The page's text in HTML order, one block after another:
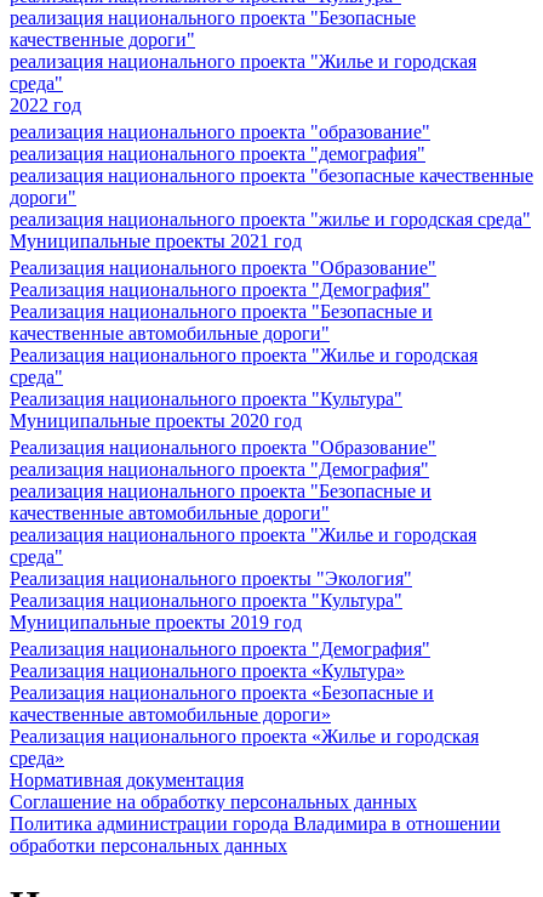
реализация национального проекта "Безопасные
качественные дороги"
реализация национального проекта "Жилье и городская
среда"
2022 год
реализация национального проекта "образование"
реализация национального проекта "демография"
реализация национального проекта "безопасные качественные
дороги"
реализация национального проекта "жилье и городская среда"
Муниципальные проекты 2021 год
Реализация национального проекта "Образование"
Реализация национального проекта "Демография"
Реализация национального проекта "Безопасные и
качественные автомобильные дороги"
Реализация национального проекта "Жилье и городская
среда"
Реализация национального проекта "Культура"
Муниципальные проекты 2020 год
Реализация национального проекта "Образование"
реализация национального проекта "Демография"
реализация национального проекта "Безопасные и
качественные автомобильные дороги"
реализация национального проекта "Жилье и городская
среда"
Реализация национального проекты "Экология"
Реализация национального проекта "Культура"
Муниципальные проекты 2019 год
Реализация национального проекта "Демография"
Реализация национального проекта «Культура»
Реализация национального проекта «Безопасные и
качественные автомобильные дороги»
Реализация национального проекта «Жилье и городская
среда»
Нормативная документация
Соглашение на обработку персональных данных
Политика администрации города Владимира в отношении
обработки персональных данных